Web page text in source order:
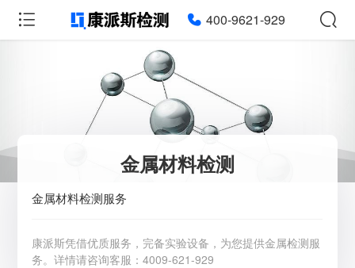
400-9621-929
金属材料检测
金属材料检测服务
康派斯凭借优质服务，完备实验设备，为您提供金属检测服
务。详情请咨询客服：4009-621-929